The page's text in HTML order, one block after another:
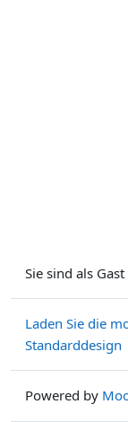
Sie sind als
Laden Sie die
Standarddesign
Powered by